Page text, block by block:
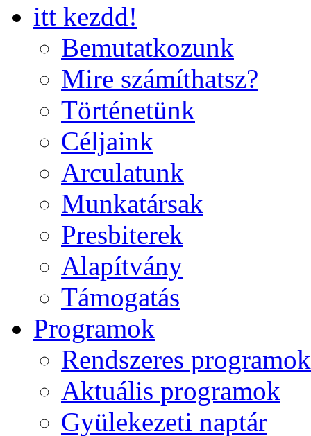
itt kezdd!
Bemutatkozunk
Mire számíthatsz?
Történetünk
Céljaink
Arculatunk
Munkatársak
Presbiterek
Alapítvány
Támogatás
Programok
Rendszeres programok
Aktuális programok
Gyülekezeti naptár